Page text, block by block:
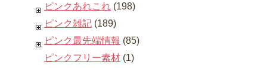
ピンクあれこれ (198)
ピンク雑記 (189)
ピンク最先端情報 (85)
ピンクフリー素材 (1)